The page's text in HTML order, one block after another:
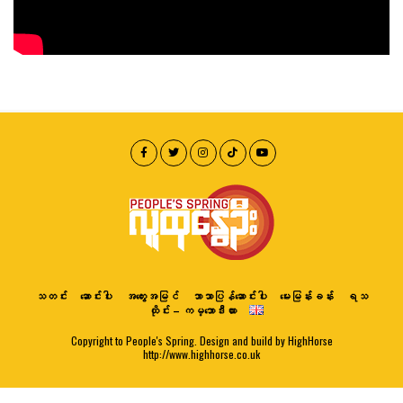
သတင်း ဆောင်းပါး အတွေးအမြင် ဘာသာပြန်ဆောင်းပါး မေးမြန်းခန်း
ရသ
ထိုင်း – ကမ္ဘောဒီးယား
Copyright to People's Spring. Design and build by HighHorse
http://www.highhorse.co.uk